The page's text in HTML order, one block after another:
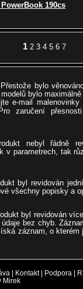
190cs
1 2 3 4 5 6 7
bylo
bylo
e-mail
zaručení
nebyl řádně
v parametrech, tak
byl revidován
všechny popisky a
byl revidován
bez chyb.
záznam, o
| Kontakt| Podpora |
Mirek